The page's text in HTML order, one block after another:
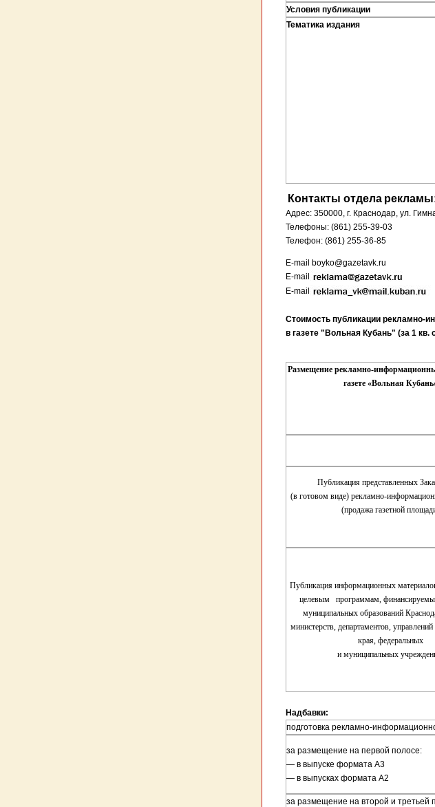
Условия публикации
Тематика издания
Контакты отдела
Адрес: 350000, г. Краснодар, ул.
Телефоны: (861) 255-39-03
Телефон: (861) 255-36-85
E-mail boyko@gazetavk.ru
E-mail
E-mail
Стоимость публикации рекламно-
в газете "Вольная Кубань" (за 1
Размещение рекламно-
газете «Вольная
Публикация представленных
(в готовом виде) рекламно-
(продажа газетной
Публикация информационных
целевым программам,
муниципальных образований
министерств, департаментов,
края, федеральных
и муниципальных
Надбавки:
подготовка рекламно-
за размещение на первой полосе:
— в выпуске формата А3
— в выпусках формата А2
за размещение на второй и третьей